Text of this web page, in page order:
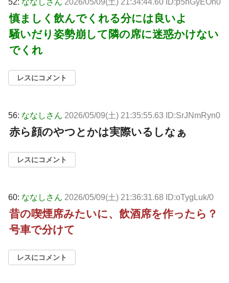
慎ましく飲んでくれる分には良いよ
騒いだり姿勢崩して隣の席に迷惑かけない
でくれ
レスにコメント
56: ななしさん 2026/05/09(土) 21:35:55.63 ID:SrJNmRyn0
赤ら顔のやつとかは実際いるしなぁ
レスにコメント
60: ななしさん 2026/05/09(土) 21:36:31.68 ID:oTygLuk/0
昔の喫煙席みたいに、飲酒席を作ったら？
号車で分けて
レスにコメント